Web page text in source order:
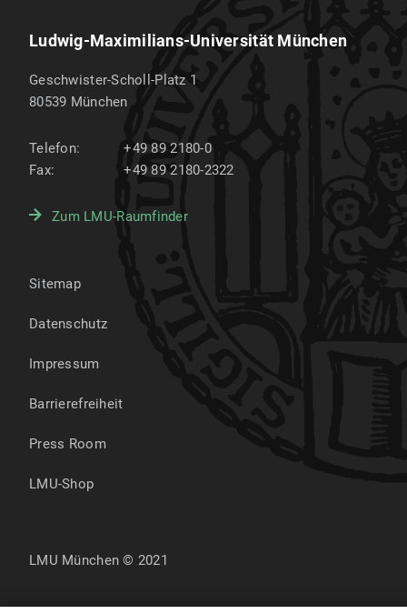
Ludwig-Maximilians-Universität München
Geschwister-Scholl-Platz 1
80539 München
Telefon:
+49 89 2180-0
Fax:
+49 89 2180-2322
Zum LMU-Raumfinder
Sitemap
Datenschutz
Impressum
Barrierefreiheit
Press Room
LMU-Shop
LMU München © 2021